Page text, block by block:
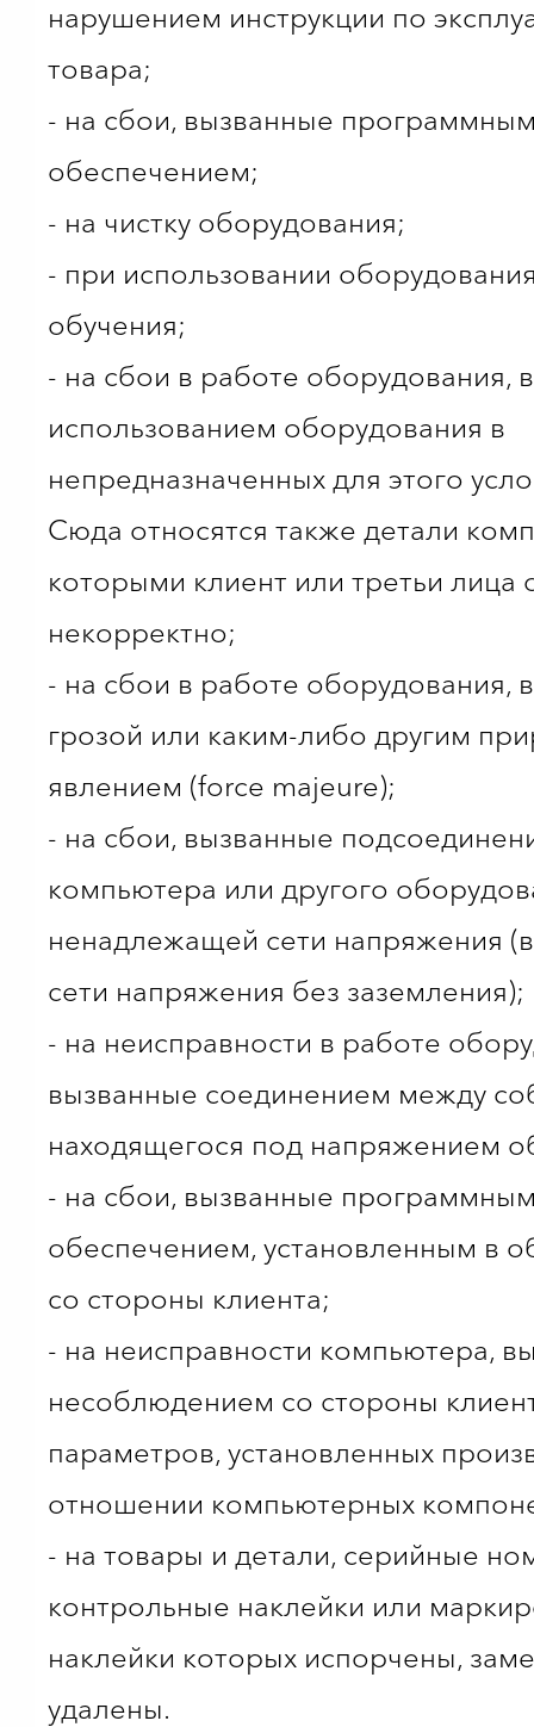
нарушением инструкции по
товара;
- на сбои, вызванные
обеспечением;
- на чистку оборудования;
- при использовании
обучения;
- на сбои в работе оборудования,
использованием оборудования в
непредназначенных для этого
Сюда относятся также детали
которыми клиент или третьи лица
некорректно;
- на сбои в работе оборудования,
грозой или каким-либо другим
явлением (force majeure);
- на сбои, вызванные
компьютера или другого
ненадлежащей сети напряжения
сети напряжения без заземления);
- на неисправности в работе
вызванные соединением между
находящегося под напряжением
- на сбои, вызванные
обеспечением, установленным в
со стороны клиента;
- на неисправности компьютера,
несоблюдением со стороны
параметров, установленных
отношении компьютерных
- на товары и детали, серийные
контрольные наклейки или
наклейки которых испорчены,
удалены.